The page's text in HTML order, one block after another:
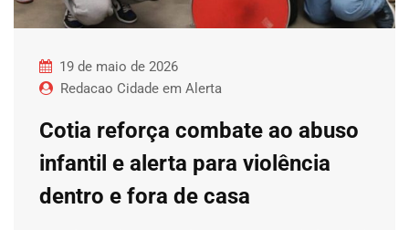
19 de maio de 2026
Redacao Cidade em Alerta
Cotia reforça combate ao abuso
infantil e alerta para violência
dentro e fora de casa